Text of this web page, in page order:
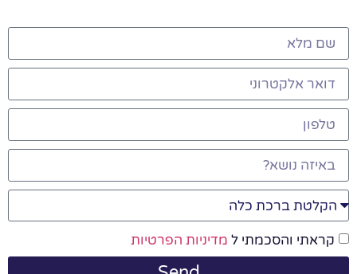
קראתי והסכמתי ל מדיניות הפרטיות